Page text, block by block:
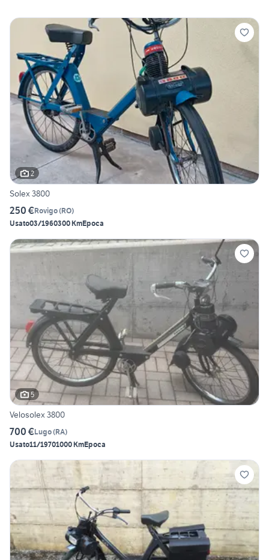
2
Solex 3800
250 €Rovigo(RO)
Usato03/1960300 KmEpoca
5
Velosolex 3800
700 €Lugo(RA)
Usato11/19701000 KmEpoca